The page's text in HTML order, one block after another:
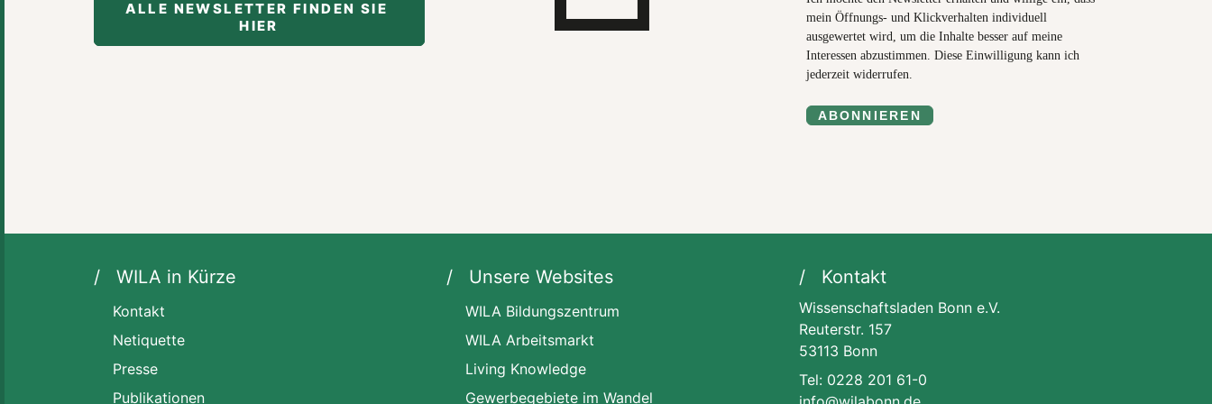
ALLE NEWSLETTER FINDEN SIE
HIER
mein Öffnungs- und Klickverhalten individuell
ausgewertet wird, um die Inhalte besser auf meine
Interessen abzustimmen. Diese Einwilligung kann ich
jederzeit widerrufen.
ABONNIEREN
WILA in Kürze
Kontakt
Netiquette
Presse
Publikationen
Unsere Websites
WILA Bildungszentrum
WILA Arbeitsmarkt
Living Knowledge
Gewerbegebiete im Wandel
Kontakt
Wissenschaftsladen Bonn e.V.
Reuterstr. 157
53113 Bonn
Tel: 0228 201 61-0